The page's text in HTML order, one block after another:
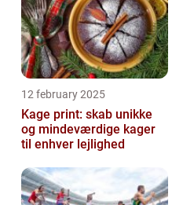
12 february 2025
Kage print: skab unikke
og mindeværdige kager
til enhver lejlighed